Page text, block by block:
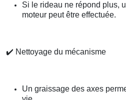
Si le rideau ne répond plus,
moteur peut être effectuée.
✔️ Nettoyage du mécanisme
Un graissage des axes